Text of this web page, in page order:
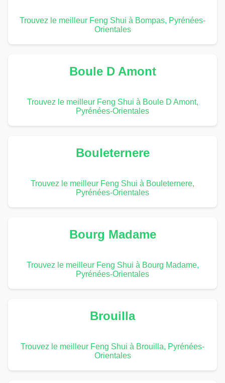
Trouvez le meilleur Feng Shui à Bompas, Pyrénées-
Orientales
Boule D Amont
Trouvez le meilleur Feng Shui à Boule D Amont,
Pyrénées-Orientales
Bouleternere
Trouvez le meilleur Feng Shui à Bouleternere,
Pyrénées-Orientales
Bourg Madame
Trouvez le meilleur Feng Shui à Bourg Madame,
Pyrénées-Orientales
Brouilla
Trouvez le meilleur Feng Shui à Brouilla, Pyrénées-
Orientales